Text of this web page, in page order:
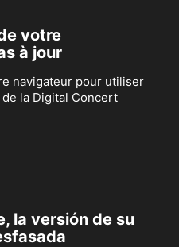
votre
à jour
navigateur pour utiliser
la Digital Concert
la versión de su